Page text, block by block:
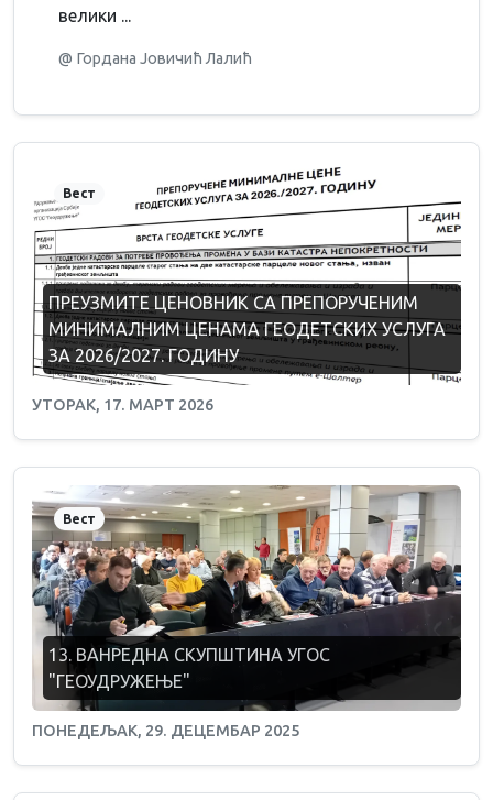
велики ...
@ Гордана Јовичић Лалић
Вест
ПРЕУЗМИТЕ ЦЕНОВНИК СА ПРЕПОРУЧЕНИМ
МИНИМАЛНИМ ЦЕНАМА ГЕОДЕТСКИХ УСЛУГА
ЗА 2026/2027. ГОДИНУ
УТОРАК, 17. МАРТ 2026
Вест
13. ВАНРЕДНА СКУПШТИНА УГОС
"ГЕОУДРУЖЕЊЕ"
ПОНЕДЕЉАК, 29. ДЕЦЕМБАР 2025